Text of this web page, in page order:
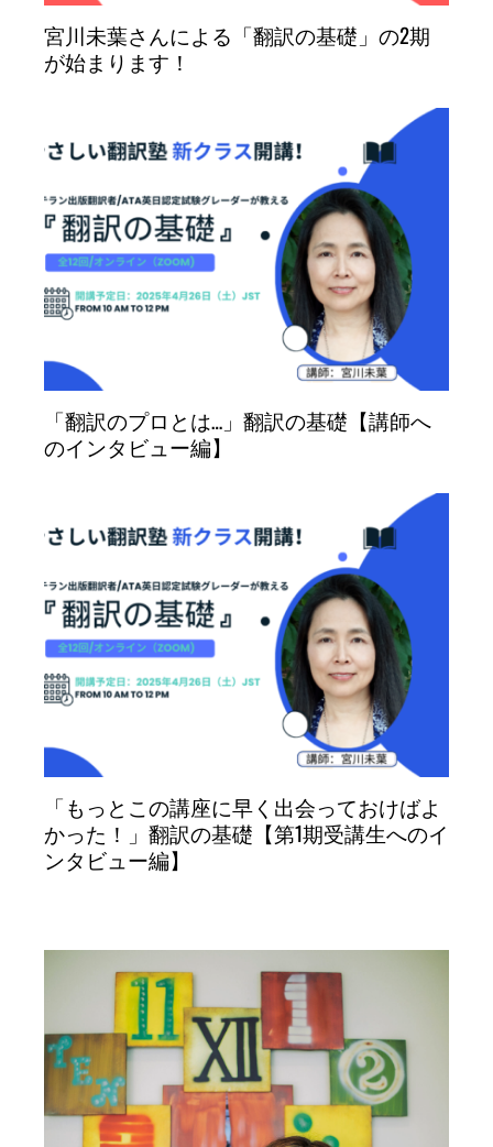
宮川未葉さんによる「翻訳の基礎」の2期
が始まります！
「翻訳のプロとは…」翻訳の基礎【講師へ
のインタビュー編】
「もっとこの講座に早く出会っておけばよ
かった！」翻訳の基礎【第1期受講生へのイ
ンタビュー編】